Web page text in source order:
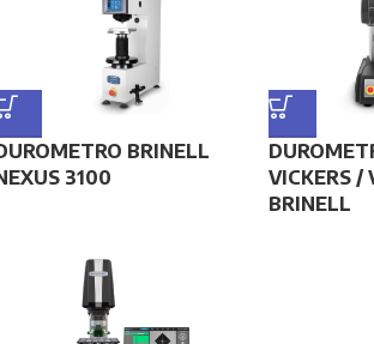
BRINELL
3100
VICKERS /
BRINELL